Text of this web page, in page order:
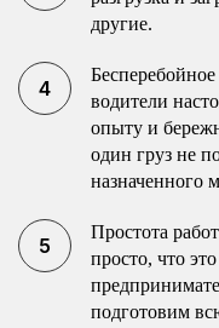
другие.
водители
опыту и
один груз не
назначенного
Простота
просто, что
подготовим